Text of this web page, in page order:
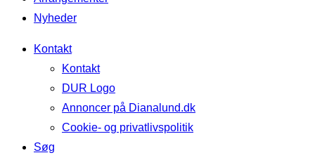
Nyheder
Kontakt
Kontakt
DUR Logo
Annoncer på Dianalund.dk
Cookie- og privatlivspolitik
Søg